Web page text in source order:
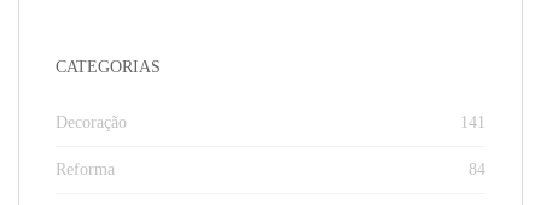
CATEGORIAS
Decoração 141
Reforma 84